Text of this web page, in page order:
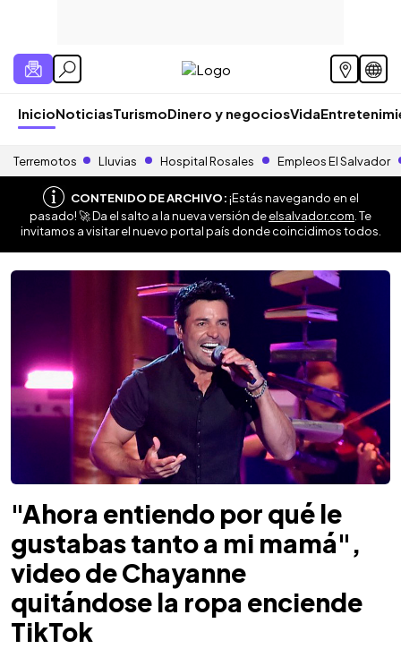
InicioNoticiasTurismoDinero y negociosVida
Terremotos Lluvias Hospital Rosales Empleos El Salvador
CONTENIDO DE ARCHIVO:¡Estás navegando en el
pasado! 🚀 Da el salto a la nueva versión deelsalvador.com . Te
invitamos a visitar el nuevo portal país donde coincidimos todos.
"Ahora entiendo por qué le
gustabas tanto a mi mamá",
video de Chayanne
quitándose la ropa enciende
TikTok